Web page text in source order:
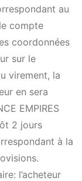
au
compte
coordonnées
sur le
virement, la
en sera
EMPIRES
2 jours
à la
l’acheteur